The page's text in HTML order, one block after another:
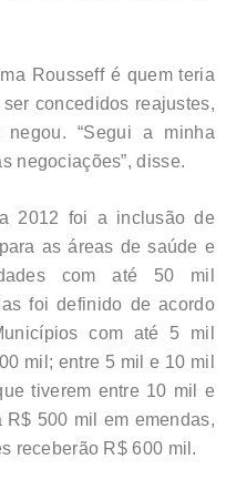
Rousseff é quem teria
concedidos reajustes,
“Segui a minha
negociações”, disse.
2012 foi a inclusão de
as áreas de saúde e
com até 50 mil
foi definido de acordo
com até 5 mil
mil; entre 5 mil e 10 mil
tiverem entre 10 mil e
500 mil em emendas,
receberão R$ 600 mil.